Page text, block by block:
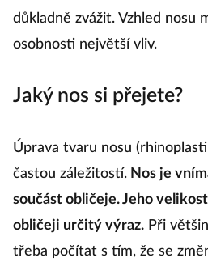
důkladně zvážit. Vzhled nosu
osobnosti největší vliv.
Jaký nos si přejete?
Úprava tvaru nosu
častou záležitostí. Nos je
součást obličeje. Jeho
obličeji určitý výraz. Při
třeba počítat s tím, že se